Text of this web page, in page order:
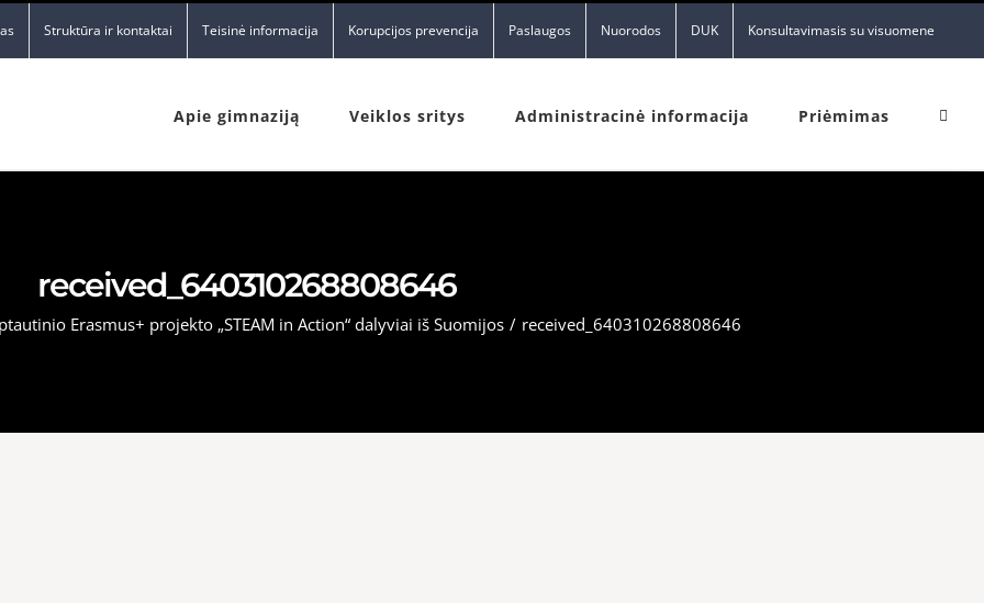
Struktūra ir kontaktai Teisinė informacija Korupcijos prevencija Paslaugos Nuorodos DUK Konsultavimasis su visuomene
Apie gimnaziją Veiklos sritys Administracinė informacija Priėmimas
received_640310268808646
Erasmus+ projekto „STEAM in Action“ dalyviai iš Suomijos / received_640310268808646